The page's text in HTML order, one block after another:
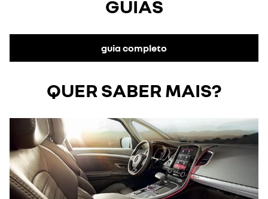
navegação do sistema R-LINK 2.GUIAS
guia completo
QUER SABER MAIS?